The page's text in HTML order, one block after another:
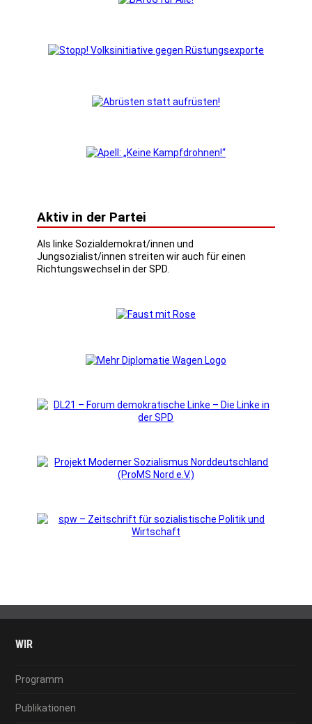
Aktiv in der Partei
Als linke Sozialdemokrat/innen und
Jungsozialist/innen streiten wir auch für einen
Richtungswechsel in der SPD.
WIR
Programm
Publikationen